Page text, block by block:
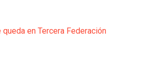
queda en Tercera Federación